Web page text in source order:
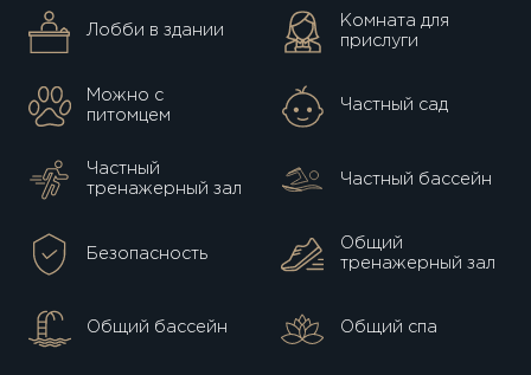
Лобби в здании
Комната для
прислуги
Можно с
питомцем
Частный сад
Частный
тренажерный зал
Частный бассейн
Безопасность
Общий
тренажерный зал
Общий бассейн Общий спа